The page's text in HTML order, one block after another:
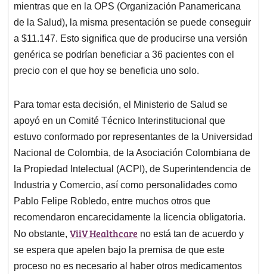
mientras que en la OPS (Organización Panamericana
de la Salud), la misma presentación se puede conseguir
a $11.147. Esto significa que de producirse una versión
genérica se podrían beneficiar a 36 pacientes con el
precio con el que hoy se beneficia uno solo.
Para tomar esta decisión, el Ministerio de Salud se
apoyó en un Comité Técnico Interinstitucional que
estuvo conformado por representantes de la Universidad
Nacional de Colombia, de la Asociación Colombiana de
la Propiedad Intelectual (ACPI), de Superintendencia de
Industria y Comercio, así como personalidades como
Pablo Felipe Robledo, entre muchos otros que
recomendaron encarecidamente la licencia obligatoria.
No obstante, ViiV Healthcare no está tan de acuerdo y
se espera que apelen bajo la premisa de que este
proceso no es necesario al haber otros medicamentos